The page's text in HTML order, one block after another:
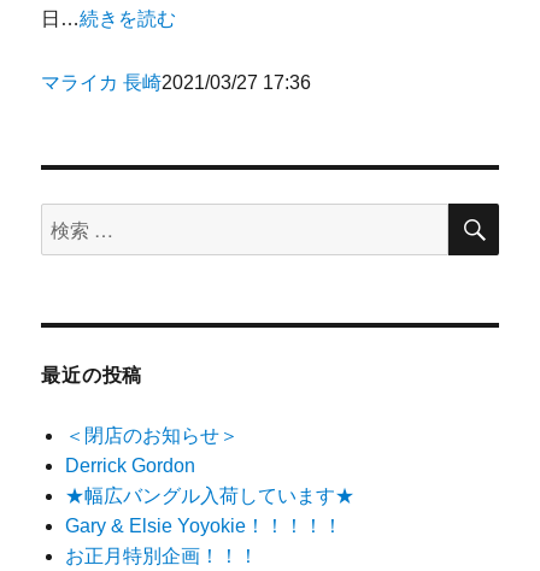
日…続きを読む
マライカ 長崎2021/03/27 17:36
検
検
最近の投稿
＜閉店のお知らせ＞
Derrick Gordon
★幅広バングル入荷しています★
Gary & Elsie Yoyokie！！！！！
お正月特別企画！！！